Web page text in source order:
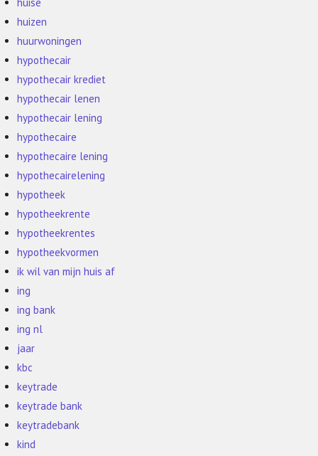
huizen
huurwoningen
hypothecair
hypothecair krediet
hypothecair lenen
hypothecair lening
hypothecaire
hypothecaire lening
hypothecairelening
hypotheek
hypotheekrente
hypotheekrentes
hypotheekvormen
ik wil van mijn huis af
ing
ing bank
ing nl
jaar
kbc
keytrade
keytrade bank
keytradebank
kind